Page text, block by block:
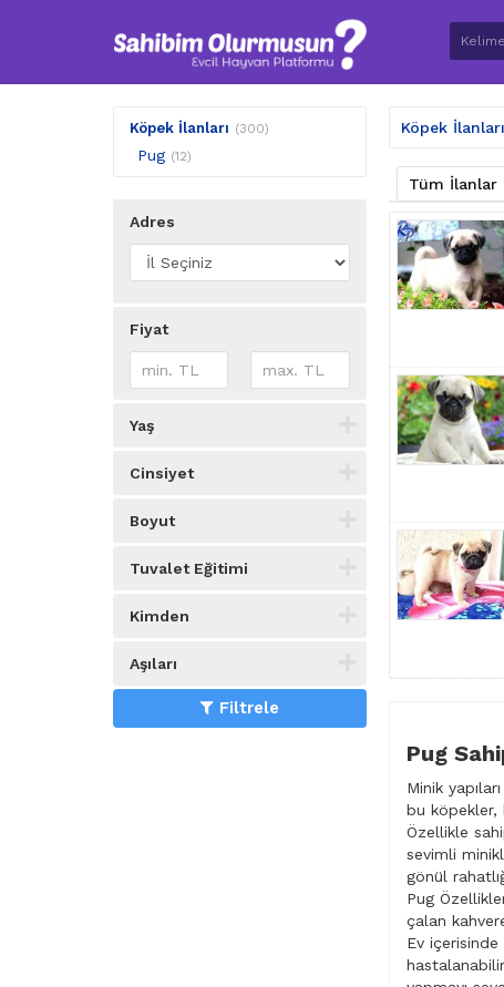
Köpek İlanları (300)
Pug (12)
Adres
Fiyat
Yaş
Cinsiyet
Boyut
Tuvalet Eğitimi
Kimden
Aşıları
Filtrele
Köpek İlanları
Tüm İlanlar
Pug
Minik
bu köpekler,
Özellikle
sevimli
gönül
Pug
çalan
Ev